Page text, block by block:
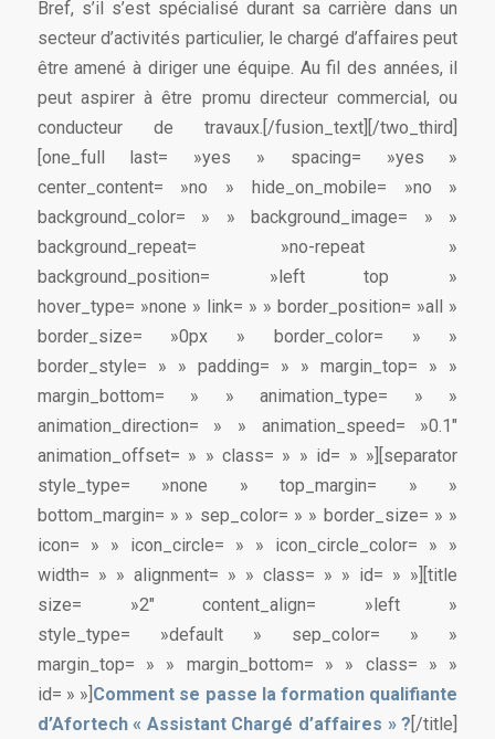
Bref, s’il s’est spécialisé durant sa carrière dans un
secteur d’activités particulier, le chargé d’affaires peut
être amené à diriger une équipe. Au fil des années, il
peut aspirer à être promu directeur commercial, ou
conducteur de travaux.[/fusion_text][/two_third]
[one_full last= »yes » spacing= »yes »
center_content= »no » hide_on_mobile= »no »
background_color= » » background_image= » »
background_repeat= »no-repeat »
background_position= »left top »
hover_type= »none » link= » » border_position= »all »
border_size= »0px » border_color= » »
border_style= » » padding= » » margin_top= » »
margin_bottom= » » animation_type= » »
animation_direction= » » animation_speed= »0.1″
animation_offset= » » class= » » id= » »][separator
style_type= »none » top_margin= » »
bottom_margin= » » sep_color= » » border_size= » »
icon= » » icon_circle= » » icon_circle_color= » »
width= » » alignment= » » class= » » id= » »][title
size= »2″ content_align= »left »
style_type= »default » sep_color= » »
margin_top= » » margin_bottom= » » class= » »
id= » »] Comment se passe la formation qualifiante
d’Afortech « Assistant Chargé d’affaires » ?[/title]